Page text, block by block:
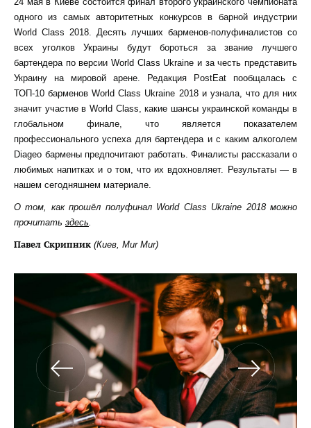
одного из самых авторитетных конкурсов в барной индустрии
World Class 2018. Десять лучших барменов-полуфиналистов со
всех уголков Украины будут бороться за звание лучшего
бартендера по версии World Class Ukraine и за честь представить
Украину на мировой арене. Редакция PostEat пообщалась с
ТОП-10 барменов World Class Ukraine 2018 и узнала, что для них
значит участие в World Class, какие шансы украинской команды в
глобальном финале, что является показателем
профессионального успеха для бартендера и с каким алкоголем
Diageo бармены предпочитают работать. Финалисты рассказали о
любимых напитках и о том, что их вдохновляет. Результаты — в
нашем сегодняшнем материале.
О том, как прошёл полуфинал World Class Ukraine 2018 можно
прочитать здесь.
Павел Скрипник (Киев, Mur Mur)